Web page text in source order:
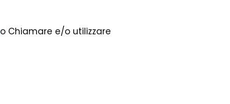
o Chiamare e/o utilizzare